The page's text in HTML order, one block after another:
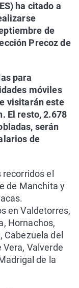
ha citado a
de
Precoz de
para
móviles
visitarán este
El resto, 2.678
serán
de
el
de Manchita y
en Valdetorres,
Hornachos,
Cabezuela del
Valverde
de la